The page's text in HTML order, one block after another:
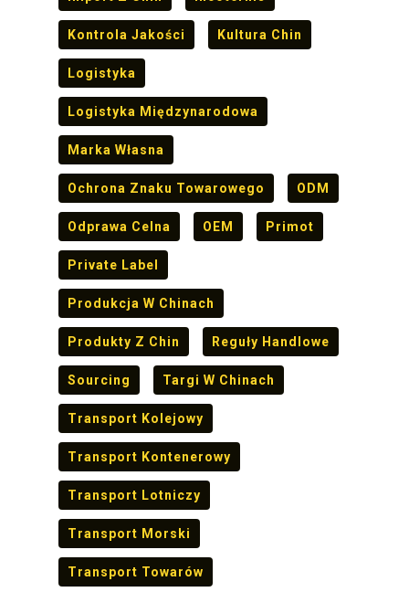
Kontrola Jakości Kultura Chin
Logistyka
Logistyka Międzynarodowa
Marka Własna
Ochrona Znaku Towarowego ODM
Odprawa Celna OEM Primot
Private Label
Produkcja W Chinach
Produkty Z Chin Reguły Handlowe
Sourcing Targi W Chinach
Transport Kolejowy
Transport Kontenerowy
Transport Lotniczy
Transport Morski
Transport Towarów